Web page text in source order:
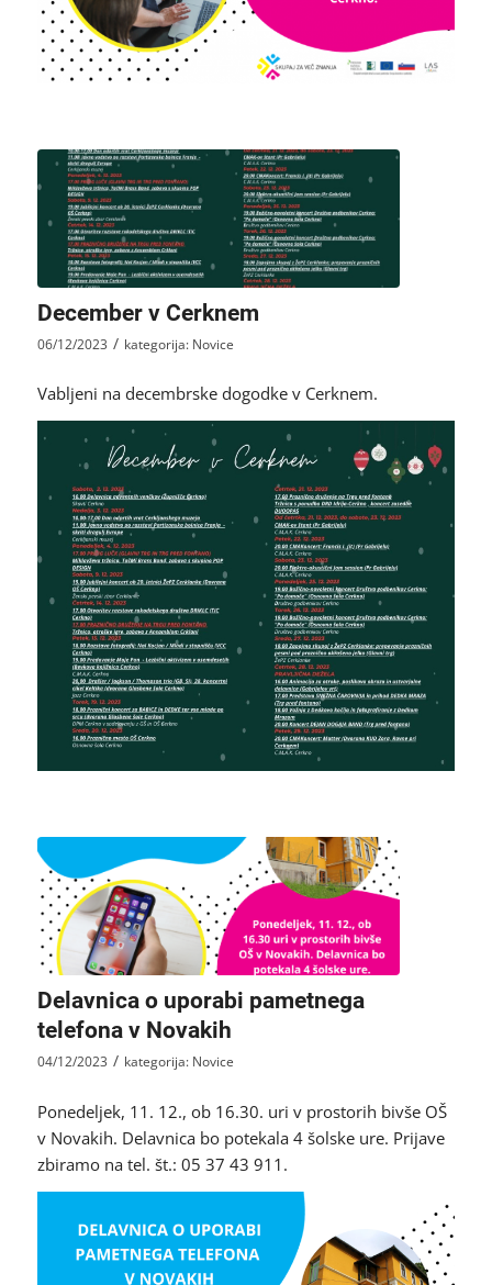
December v Cerknem
06/12/2023 / kategorija: Novice
Vabljeni na decembrske dogodke v Cerknem.
Delavnica o uporabi pametnega
telefona v Novakih
04/12/2023 / kategorija: Novice
Ponedeljek, 11. 12., ob 16.30. uri v prostorih bivše OŠ
v Novakih. Delavnica bo potekala 4 šolske ure. Prijave
zbiramo na tel. št.: 05 37 43 911.